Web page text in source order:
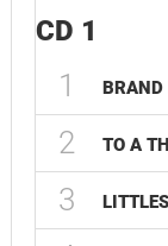
CD 1
1 BRAND
2 TO A
3